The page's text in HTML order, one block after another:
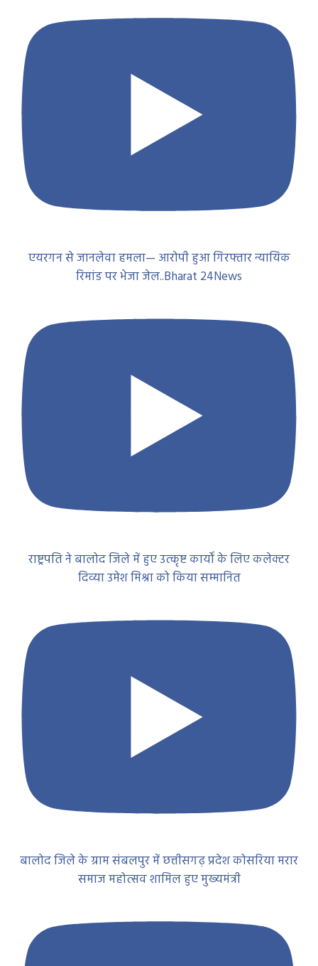
एयरगन से जानलेवा हमला— आरोपी हुआ गिरफ्तार न्यायिक
रिमांड पर भेजा जेल..Bharat 24News
राष्ट्रपति ने बालोद जिले में हुए उत्कृष्ट कार्यों के लिए कलेक्टर
दिव्या उमेश मिश्रा को किया सम्मानित
बालोद जिले के ग्राम संबलपुर में छत्तीसगढ़ प्रदेश कोसरिया मरार
समाज महोत्सव शामिल हुए मुख्यमंत्री